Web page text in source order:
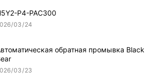
P4-PAC300
03 24
обратная промывка Black
03 23